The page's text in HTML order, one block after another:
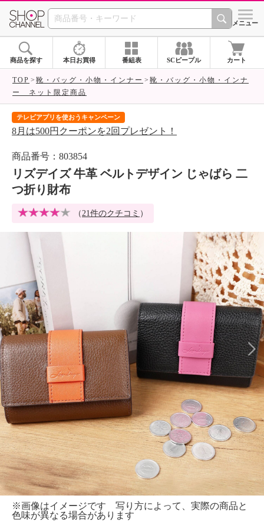
SHOP CHANNEL シメニュー
商品を探す 本日お買得 番組表 SCピープル カート
TOP 靴・バッグ・小物・インナー
靴・バッグ・小物・インナ
ー ネット限定商品
テレビアプリを使おうキャンペーン
8月は500円クーポンを2回プレゼント！
商品番号：803854
リズデイズ 牛革 ベルトデザイン じゃばら 二
つ折り財布
（21件のクチコミ ）
※画像はイメージです 写り方によって、実際の商品と
色味が異なる場合があります